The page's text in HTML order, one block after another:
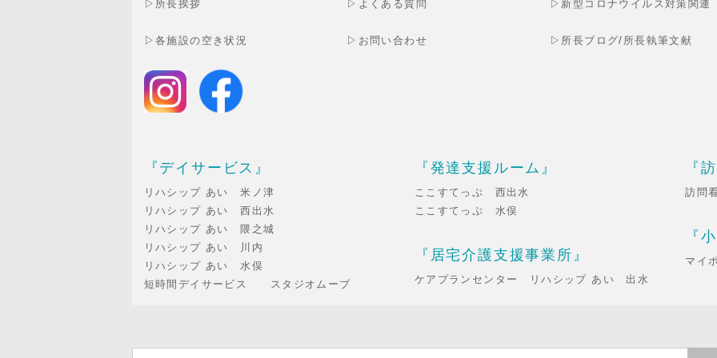
▷ 所長挨拶
▷ 各施設の空き状況
▷ よくある質問
▷ お問い合わせ
▷ 新型コロナウイルス対策関連
▷ 所長ブログ/ 所長執筆文献
『デイサービス』
リハシップ あい 米ノ津
リハシップ あい 西出水
リハシップ あい 隈之城
リハシップ あい 川内
リハシップ あい 水俣
短時間デイサービス スタジオムーブ
『発達支援ルーム』
ここすてっぷ 西出水
ここすてっぷ 水俣
『居宅介護支援事業所』
ケアプランセンター リハシップ あい 出水
『
訪問
『
マイ